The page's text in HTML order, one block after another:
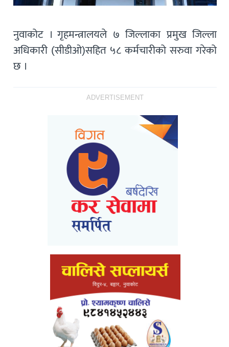
नुवाकोट । गृहमन्त्रालयले ७ जिल्लाका प्रमुख जिल्ला
अधिकारी (सीडीओ)सहित ५८ कर्मचारीको सरुवा गरेको
छ ।
ADVERTISEMENT